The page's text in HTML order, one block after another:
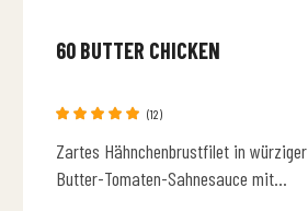
60 BUTTER CHICKEN
mit5.00
(12)
Zartes Hähnchenbrustfilet in würziger
Butter-Tomaten-Sahnesauce mit